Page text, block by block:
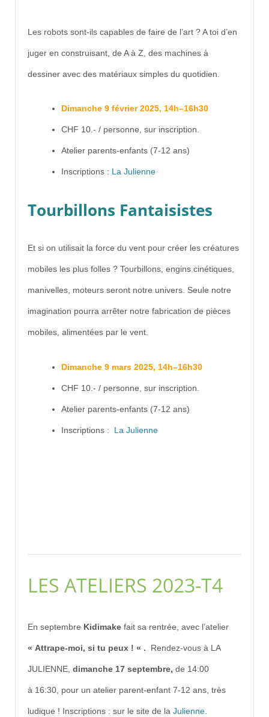
Les robots sont-ils capables de faire de l’art ? A toi d’en
juger en construisant, de A à Z, des machines à
dessiner avec des matériaux simples du quotidien.
Dimanche 9 février 2025, 14h–16h30
CHF 10.- / personne, sur inscription.
Atelier parents-enfants (7-12 ans)
Inscriptions : La Julienne
Tourbillons Fantaisistes
Et si on utilisait la force du vent pour créer les créatures
mobiles les plus folles ? Tourbillons, engins cinétiques,
manivelles, moteurs seront notre univers. Seule notre
imagination pourra arrêter notre fabrication de pièces
mobiles, alimentées par le vent.
Dimanche 9 mars 2025, 14h–16h30
CHF 10.- / personne, sur inscription.
Atelier parents-enfants (7-12 ans)
Inscriptions : La Julienne
LES ATELIERS 2023-T4
En septembre Kidimake fait sa rentrée, avec l’atelier
« Attrape-moi, si tu peux ! « . Rendez-vous à LA
JULIENNE, dimanche 17 septembre, de 14:00
à 16:30, pour un atelier parent-enfant 7-12 ans, très
ludique ! Inscriptions : sur le site de la Julienne